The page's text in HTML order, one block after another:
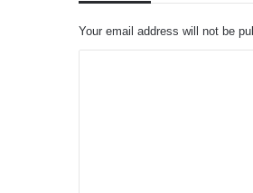
Your email address will not be